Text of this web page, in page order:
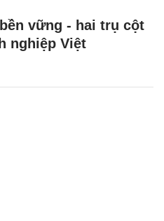
vững - hai trụ cột
nghiệp Việt